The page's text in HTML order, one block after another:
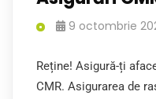
9 octombrie
Reține! Asigură-ți
CMR. Asigurarea de